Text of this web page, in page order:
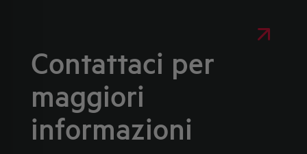
Contattaci per
maggiori
informazioni